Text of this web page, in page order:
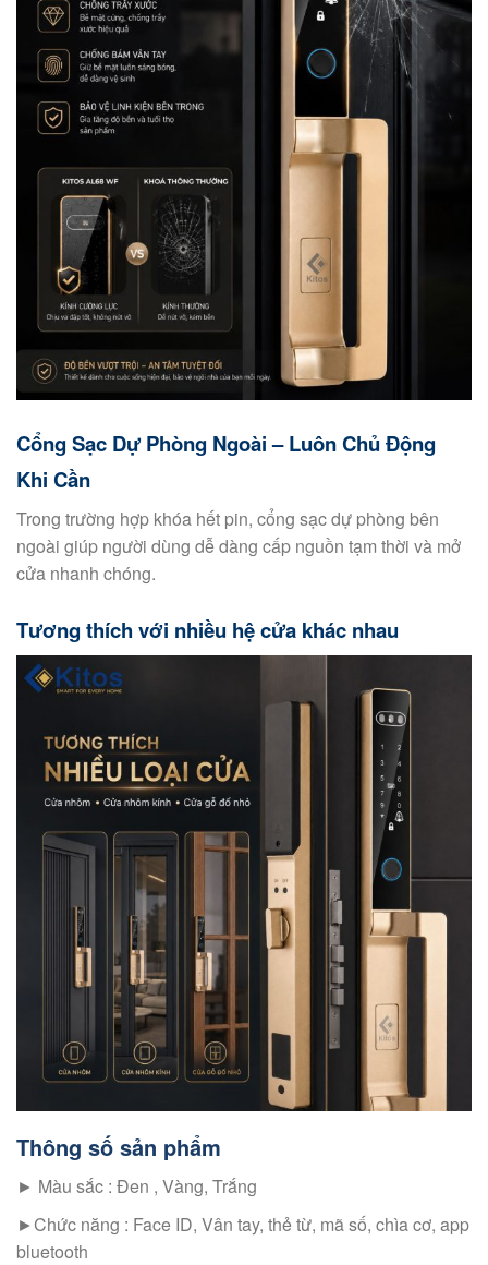
Cổng Sạc Dự Phòng Ngoài – Luôn Chủ Động
Khi Cần
Trong trường hợp khóa hết pin, cổng sạc dự phòng bên
ngoài giúp người dùng dễ dàng cấp nguồn tạm thời và mở
cửa nhanh chóng.
Tương thích với nhiều hệ cửa khác nhau
Thông số sản phẩm
► Màu sắc : Đen , Vàng, Trắng
►Chức năng : Face ID, Vân tay, thẻ từ, mã số, chìa cơ, app
bluetooth